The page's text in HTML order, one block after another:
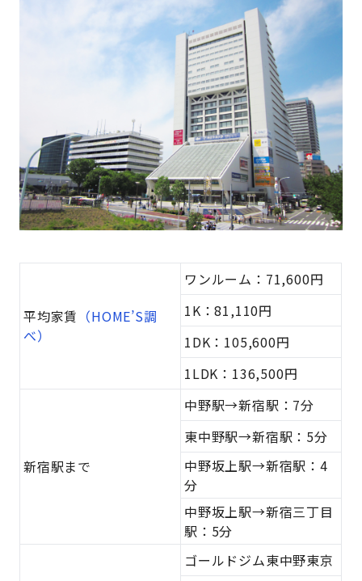
平均家賃 （HOME’S調
べ）
ワンルーム：71,600円
1K：81,110円
1DK：105,600円
1LDK：136,500円
新宿駅まで
中野駅→新宿駅：7分
東中野駅→新宿駅：5分
中野坂上駅→新宿駅：4
分
中野坂上駅→新宿三丁目
駅：5分
ゴールドジム東中野東京